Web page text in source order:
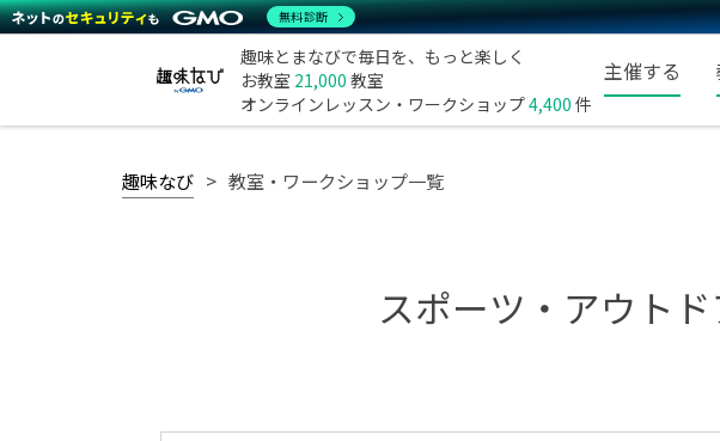
趣味とまなびで毎日を、もっと楽しく
お教室 21,000 教室
オンラインレッスン・ワークショップ4,400 件
主催する
趣味なび 教室・ワークショップ一覧
スポーツ・アウト
無料診断